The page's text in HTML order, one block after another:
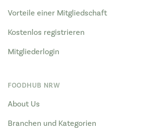
Vorteile einer Mitgliedschaft
Kostenlos registrieren
Mitgliederlogin
FOODHUB NRW
About Us
Branchen und Kategorien